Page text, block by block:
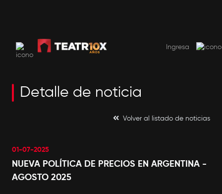
Ingresa
Detalle de noticia
Volver al listado de noticias
01-07-2025
NUEVA POLÍTICA DE PRECIOS EN ARGENTINA -
AGOSTO 2025